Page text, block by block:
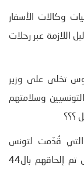
وكالات الأسفار
اللازمة عبر رحلات
تخلى على وزير
وسلامتهم
؟؟؟
التي قُدّمت لتونس
لمساعدتها في مكافحة فيروس الكورونا، هل تم إلحاقهم بال44